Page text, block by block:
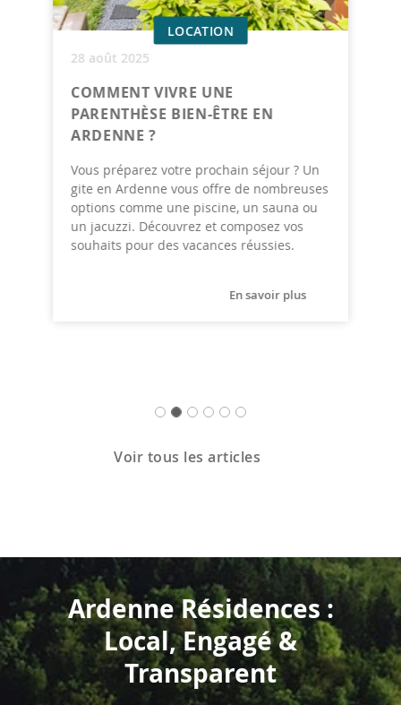
LOCATION
28 août 2025
COMMENT VIVRE UNE
PARENTHÈSE BIEN-ÊTRE EN
ARDENNE ?
Vous préparez votre prochain séjour ? Un
gite en Ardenne vous offre de nombreuses
options comme une piscine, un sauna ou
un jacuzzi. Découvrez et composez vos
souhaits pour des vacances réussies.
En savoir plus
Voir tous les articles
Ardenne Résidences :
Local, Engagé &
Transparent